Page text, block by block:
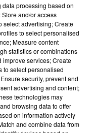
processing based on
and/or access
select advertising; Create
to select personalised
Measure content
statistics or combinations
improve services; Create
to select personalised
security, prevent and
advertising and content;
technologies may
browsing data to offer
on information actively
and combine data from